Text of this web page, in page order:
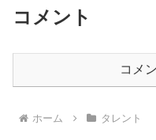
コメント
コメ
ホーム タレント